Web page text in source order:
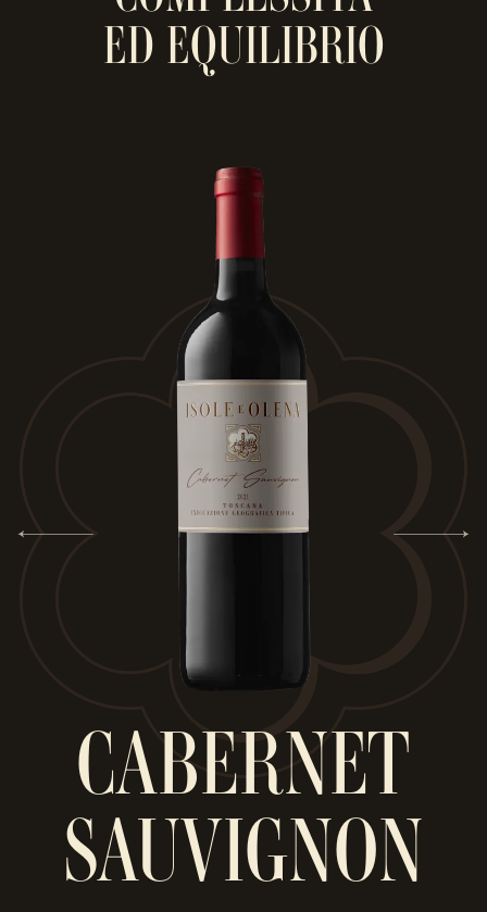
ED EQUILIBRIO
CABERNET
SAUVIGNON